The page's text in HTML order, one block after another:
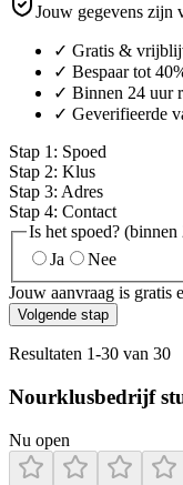
Jouw gegevens zijn
✓ Gratis &
✓ Bespaar tot
✓ Binnen 24 uur
✓ Geverifieerde
Stap 1 : Spoed
Stap 2: Klus
Stap 3: Adres
Stap 4: Contact
Is het spoed?
Ja
Nee
Jouw aanvraag is gratis
Volgende stap
Resultaten 1-30 van 30
Nourklusbedrijf
Nu open